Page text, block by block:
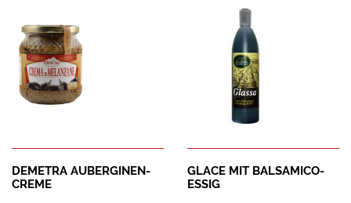
DEMETRA AUBERGINEN-
CREME
GLACE MIT BALSAMICO-
ESSIG